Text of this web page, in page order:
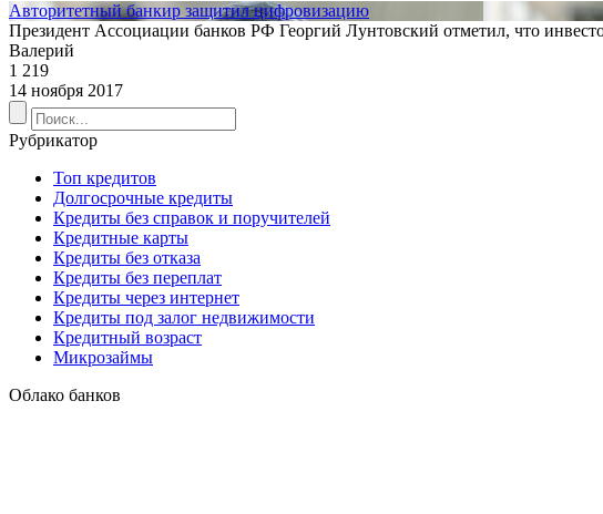
Авторитетный банкир защитил цифровизацию
Президент Ассоциации банков РФ Георгий Лунтовский отметил, что
Валерий
1 219
14 ноября 2017
Рубрикатор
Топ кредитов
Долгосрочные кредиты
Кредиты без справок и поручителей
Кредитные карты
Кредиты без отказа
Кредиты без переплат
Кредиты через интернет
Кредиты под залог недвижимости
Кредитный возраст
Микрозаймы
Облако банков